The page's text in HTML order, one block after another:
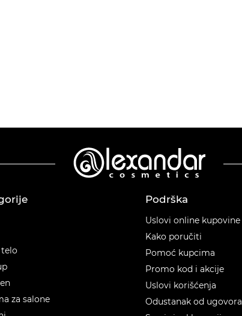
telo
za salone
Podrška
Uslovi online kupovine
Kako poručiti
Pomoć kupcima
Promo kod i akcije
Uslovi korišćenja
Odustanak od ugovora